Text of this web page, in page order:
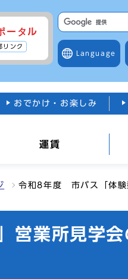
ータル
リンク
Language
おでかけ・お楽しみ
運賃
令和8年度 市バス「体験
業所見学会